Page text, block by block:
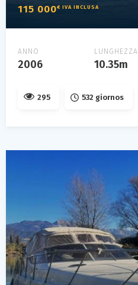
115 000€ IVA INCLUSA
ANNO
2006
LUNGHEZZA
10.35m
295 532 giornos